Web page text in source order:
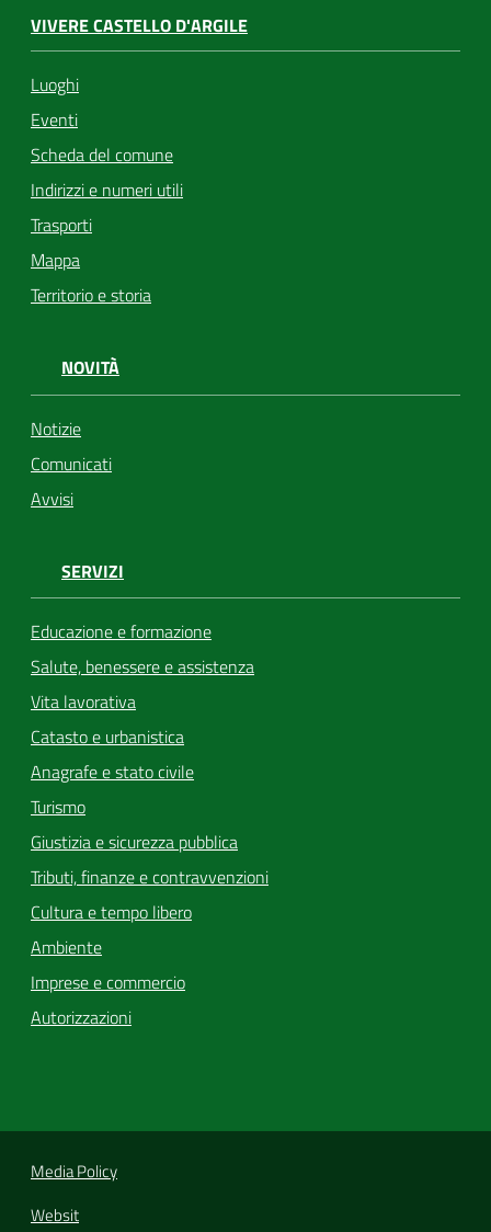
VIVERE CASTELLO D'ARGILE
Luoghi
Eventi
Scheda del comune
Indirizzi e numeri utili
Trasporti
Mappa
Territorio e storia
NOVITÀ
Notizie
Comunicati
Avvisi
SERVIZI
Educazione e formazione
Salute, benessere e assistenza
Vita lavorativa
Catasto e urbanistica
Anagrafe e stato civile
Turismo
Giustizia e sicurezza pubblica
Tributi, finanze e contravvenzioni
Cultura e tempo libero
Ambiente
Imprese e commercio
Autorizzazioni
Media Policy
Websit